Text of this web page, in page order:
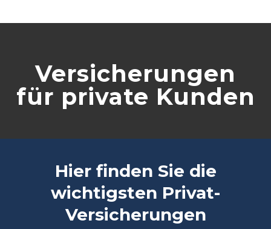
Versicherungen
für private Kunden
Hier finden Sie die
wichtigsten Privat-
Versicherungen